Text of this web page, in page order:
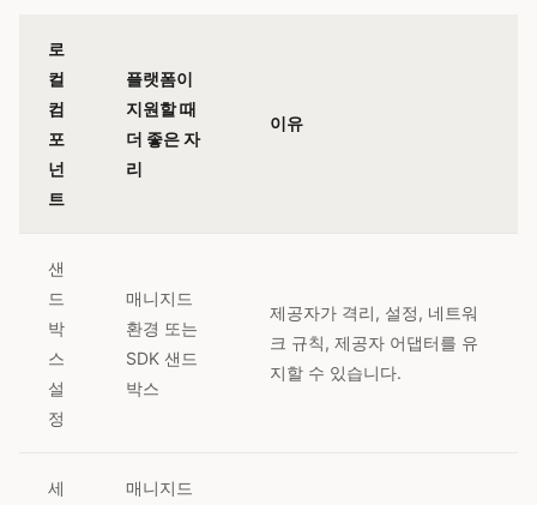
로
컬
컴
포
넌
트
플랫폼이
지원할 때
더 좋은 자
리
이유
샌
드
박
스
설
정
매니지드
환경 또는
SDK 샌드
박스
제공자가 격리, 설정, 네트워
크 규칙, 제공자 어댑터를 유
지할 수 있습니다.
세
매니지드